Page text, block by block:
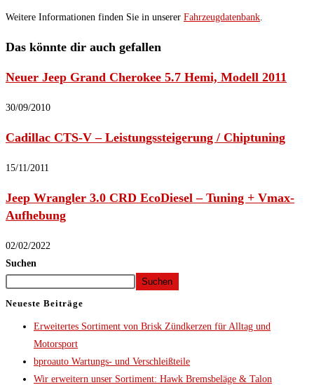
Weitere Informationen finden Sie in unserer Fahrzeugdatenbank.
Das könnte dir auch gefallen
Neuer Jeep Grand Cherokee 5.7 Hemi, Modell 2011
30/09/2010
Cadillac CTS-V – Leistungssteigerung / Chiptuning
15/11/2011
Jeep Wrangler 3.0 CRD EcoDiesel – Tuning + Vmax-
Aufhebung
02/02/2022
Suchen
Suchen
Neueste Beiträge
Erweitertes Sortiment von Brisk Zündkerzen für Alltag und
Motorsport
bproauto Wartungs- und Verschleißteile
Wir erweitern unser Sortiment: Hawk Bremsbeläge & Talon